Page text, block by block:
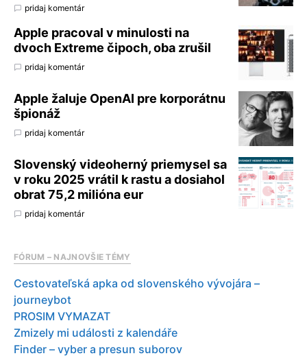
pridaj komentár
Apple pracoval v minulosti na
dvoch Extreme čipoch, oba zrušil
pridaj komentár
Apple žaluje OpenAI pre korporátnu
špionáž
pridaj komentár
Slovenský videoherný priemysel sa
v roku 2025 vrátil k rastu a dosiahol
obrat 75,2 milióna eur
pridaj komentár
FÓRUM – NAJNOVŠIE TÉMY
Cestovateľská apka od slovenského vývojára –
journeybot
PROSIM VYMAZAT
Zmizely mi události z kalendáře
Finder – vyber a presun suborov